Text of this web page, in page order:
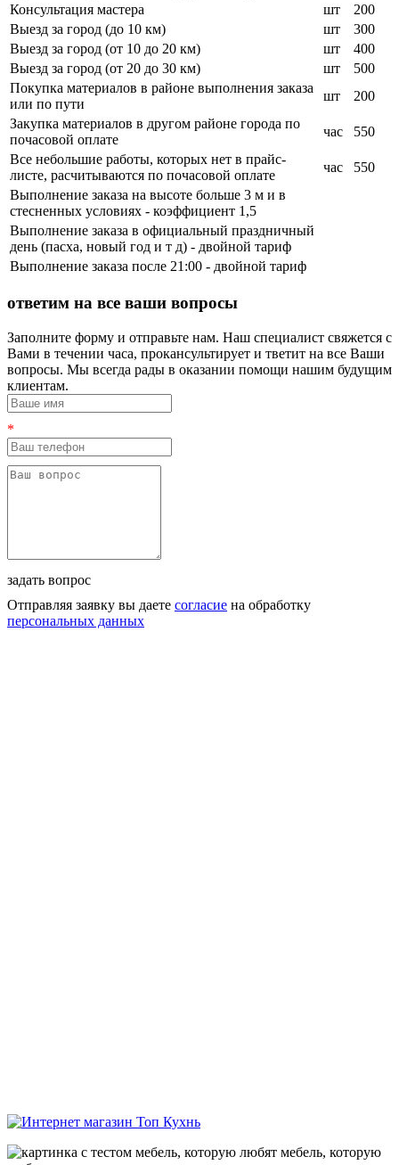
Консультация мастера
шт
200
Выезд за город (до 10 км)
шт
300
Выезд за город (от 10 до 20 км)
шт
400
Выезд за город (от 20 до 30 км)
шт
500
Покупка материалов в районе выполнения заказа
или по пути
шт
200
Закупка материалов в другом районе города по
почасовой оплате
час
550
Все небольшие работы, которых нет в прайс-
листе, расчитываются по почасовой оплате
час
550
Выполнение заказа на высоте больше 3 м и в
стесненных условиях - коэффициент 1,5
Выполнение заказа в официальный праздничный
день (пасха, новый год и т д) - двойной тариф
Выполнение заказа после 21:00 - двойной тариф
ответим на все ваши вопросы
Заполните форму и отправьте нам. Наш специалист свяжется с
Вами в течении часа, прокансультирует и тветит на все Ваши
вопросы. Мы всегда рады в оказании помощи нашим будущим
клиентам.
*
задать вопрос
Отправляя заявку вы даете согласие на обработку
персональных данных
мебель, которую